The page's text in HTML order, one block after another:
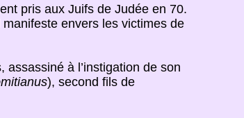
pris aux Juifs de Judée en 70.
envers les victimes de
à l’instigation de son
), second fils de